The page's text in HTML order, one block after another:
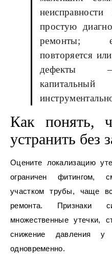
неисправности
простую
ремонты;
повторяется
дефекты
Как понять,
устранить без
Оцените локализацию
ограничен фитингом,
участком трубы, чаще
ремонта. Признаки
множественные утечки,
снижение давления у
одновременно.